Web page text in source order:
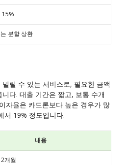
15%
분할 상환
릴 수 있는 서비스로, 필요한 금액
다. 대출 기간은 짧고, 보통 수개
자율은 카드론보다 높은 경우가 많
서 19% 정도입니다.
내용
개월